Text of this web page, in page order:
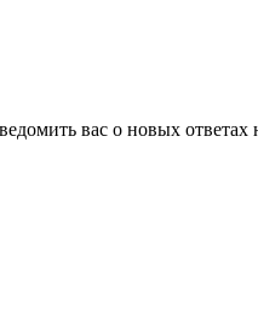
вас о новых ответах